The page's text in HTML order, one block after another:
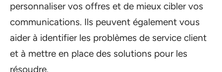
personnaliser vos offres et de mieux cibler vos
communications. Ils peuvent également vous
aider à identifier les problèmes de service client
et à mettre en place des solutions pour les
résoudre.